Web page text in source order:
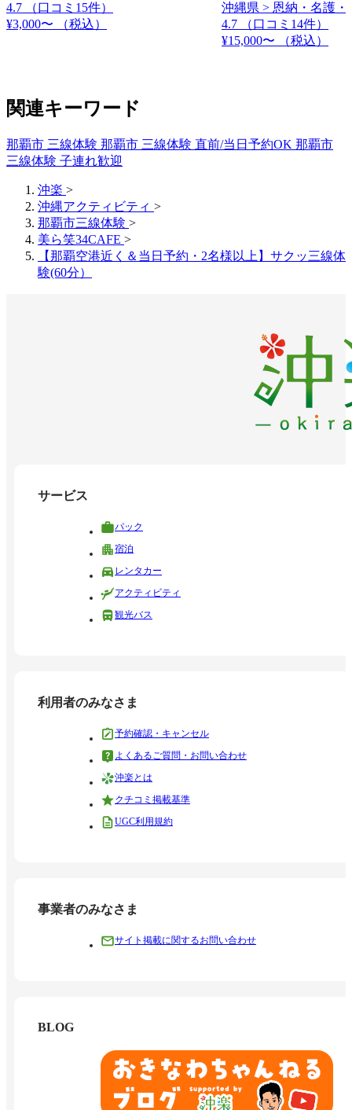
4.7
（口コミ15件）
¥3,000〜
（税込）
沖縄県 > 恩納・名護・
4.7
（口コミ14件）
¥15,000〜
（税込）
関連キーワード
那覇市 三線体験 那覇市 三線体験 直前/当日予約OK 那覇市
三線体験 子連れ歓迎
沖楽 >
沖縄アクティビティ >
那覇市三線体験 >
美ら笑34CAFE >
【那覇空港近く＆当日予約・2名様以上】サクッ三線体
験(60分）
サービス
パック
宿泊
レンタカー
アクティビティ
観光バス
利用者のみなさま
予約確認・キャンセル
よくあるご質問・お問い合わせ
沖楽とは
クチコミ掲載基準
UGC利用規約
事業者のみなさま
サイト掲載に関するお問い合わせ
BLOG